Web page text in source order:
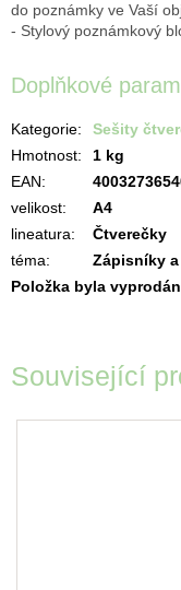
Související
do poznámky ve Vaší
- Stylový poznámkový
Doplňkové
Kategorie:
Sešity
Hmotnost:
1 kg
EAN:
velikost:
A4
lineatura:
Čtverečky
téma:
Zápisníky
Položka byla